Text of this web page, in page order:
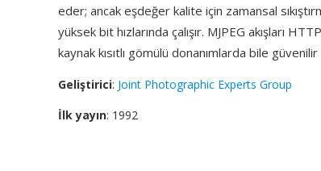
eder; ancak eşdeğer kalite için zamansal
yüksek bit hızlarında çalışır. MJPEG akışları
kaynak kısıtlı gömülü donanımlarda bile
Geliştirici: Joint Photographic Experts Group
İlk yayın: 1992